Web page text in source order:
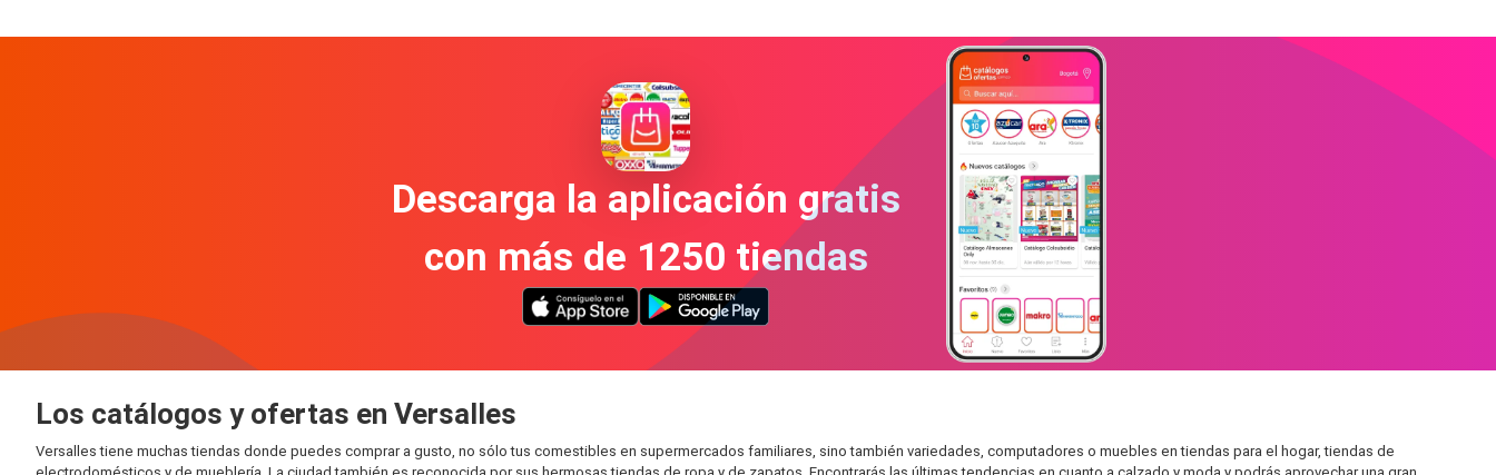
Descarga la aplicación gratis
con más de 1250 tiendas
Los catálogos y ofertas en Versalles
Versalles tiene muchas tiendas donde puedes comprar a gusto, no sólo tus comestibles en supermercados familiares, sino también variedades, computadores o muebles en tiendas para el hogar, tiendas de